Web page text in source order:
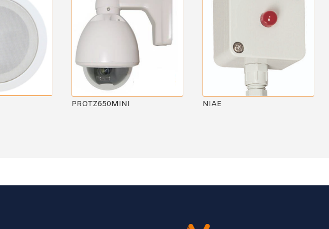
PROTZ650MINI NIAE